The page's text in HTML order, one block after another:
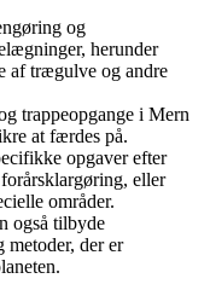
og
herunder
af trægulve og andre
trappeopgange i Mern
at færdes på.
opgaver efter
eller
områder.
også tilbyde
der er